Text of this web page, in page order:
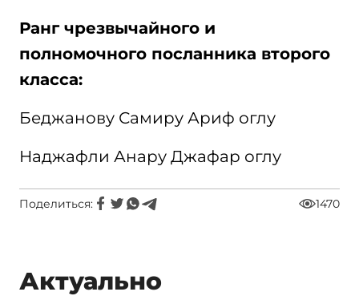
Ранг чрезвычайного и
полномочного посланника второго
класса:
Беджанову Самиру Ариф оглу
Наджафли Анару Джафар оглу
Поделиться: 1470
Актуально